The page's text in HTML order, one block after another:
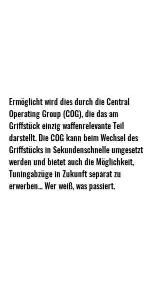
Ermöglicht wird dies durch die Central
Operating Group (COG), die das am
Griffstück einzig waffenrelevante Teil
darstellt. Die COG kann beim Wechsel des
Griffstücks in Sekundenschnelle umgesetzt
werden und bietet auch die Möglichkeit,
Tuningabzüge in Zukunft separat zu
erwerben... Wer weiß, was passiert.